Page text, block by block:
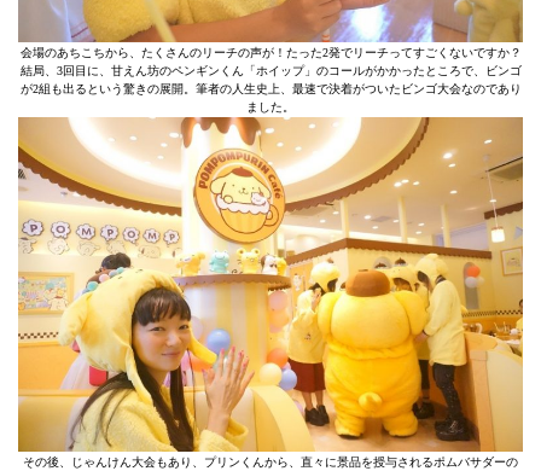
会場のあちこちから、たくさんのリーチの声が！たった2発でリーチってすごくないですか？
結局、3回目に、甘えん坊のペンギンくん「ホイップ」のコールがかかったところで、ビンゴ
が2組も出るという驚きの展開。筆者の人生史上、最速で決着がついたビンゴ大会なのであり
ました。
その後、じゃんけん大会もあり、プリンくんから、直々に景品を授与されるポムバサダーの